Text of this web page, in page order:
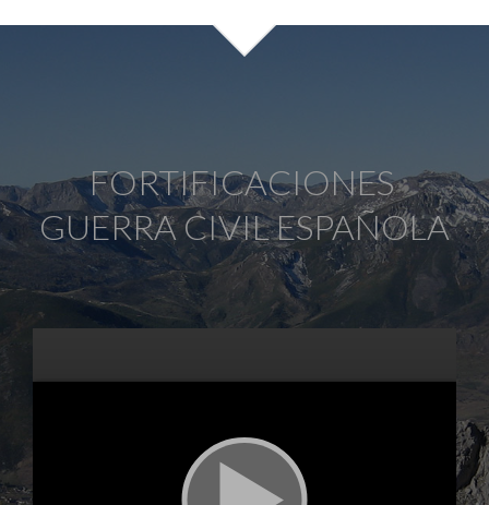
FORTIFICACIONES
GUERRA CIVIL ESPAÑOLA